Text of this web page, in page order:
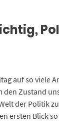
auf so viele
Zustand
der Politik
ersten Blick